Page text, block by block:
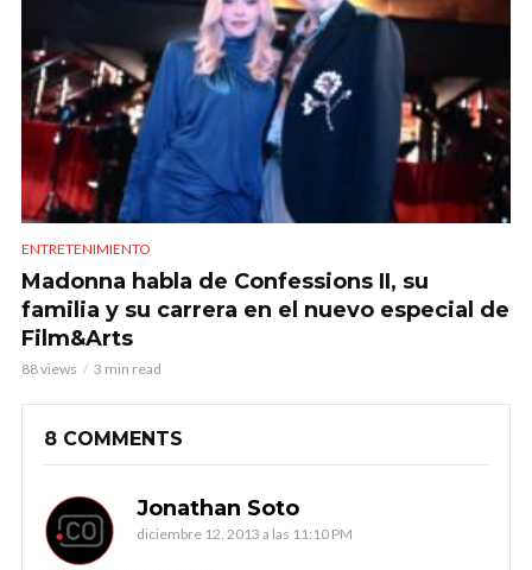
ENTRETENIMIENTO
Madonna habla de Confessions II, su
familia y su carrera en el nuevo especial de
Film&Arts
88 views 3 min read
8 COMMENTS
Jonathan Soto
diciembre 12, 2013 a las 11:10 PM